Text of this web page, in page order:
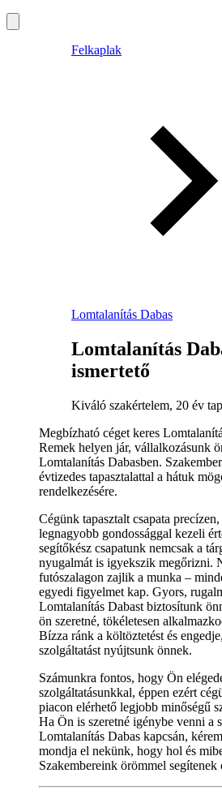
Felkaplak
Lomtalanítás Dabas
Lomtalanítás
ismertető
Kiváló szakértelem, 20 év
Megbízható céget keres
Remek helyen jár, vállalkozásunk
Lomtalanítás Dabasben.
évtizedes tapasztalattal a hátuk
rendelkezésére.
Cégünk tapasztalt csapata
legnagyobb gondossággal kezeli
segítőkész csapatunk nemcsak a
nyugalmát is igyekszik megőrizni.
futószalagon zajlik a munka –
egyedi figyelmet kap. Gyors,
Lomtalanítás Dabast biztosítunk
ön szeretné, tökéletesen
Bízza ránk a költöztetést és
szolgáltatást nyújtsunk önnek.
Számunkra fontos, hogy Ön
szolgáltatásunkkal, éppen ezért
piacon elérhető legjobb minőségű
Ha Ön is szeretné igénybe venni a
Lomtalanítás Dabas kapcsán,
mondja el nekünk, hogy hol és
Szakembereink örömmel segítenek